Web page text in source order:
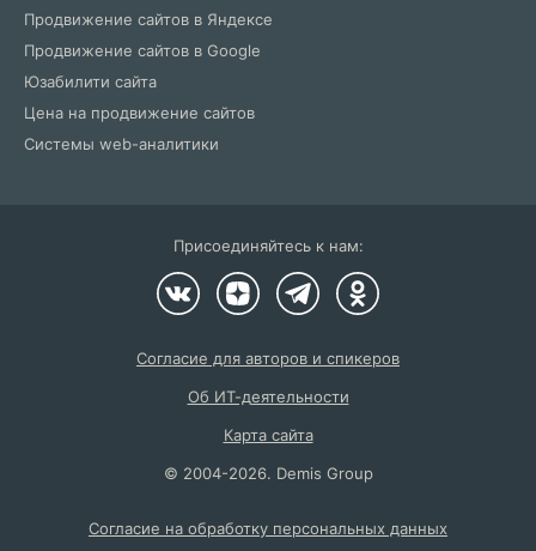
Продвижение сайтов в Яндексе
Продвижение сайтов в Google
Юзабилити сайта
Цена на продвижение сайтов
Системы web-аналитики
Присоединяйтесь к нам:
Согласие для авторов и спикеров
Об ИТ-деятельности
Карта сайта
© 2004-2026. Demis Group
Согласие на обработку персональных данных